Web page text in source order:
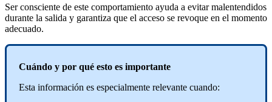
Ser consciente de este comportamiento ayuda a evitar malentendidos
durante la salida y garantiza que el acceso se revoque en el momento
adecuado.
Cuándo y por qué esto es importante
Esta información es especialmente relevante cuando: